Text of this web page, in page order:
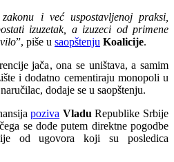
i već uspostavljenoj praksi,
izuzetak, a izuzeci od primene
”, piše u saopštenju Koalicije.
jača, ona se uništava, a samim
i dodatno cementiraju monopoli u
dodaje se u saopštenju.
poziva Vladu Republike Srbije
se dođe putem direktne pogodbe
od ugovora koji su posledica